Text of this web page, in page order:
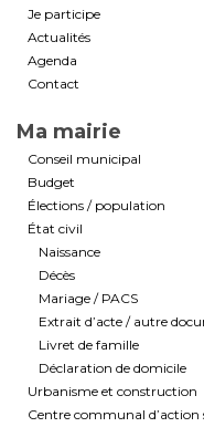
Je participe
Actualités
Agenda
Contact
Ma mairie
Conseil municipal
Budget
Élections / population
État civil
Naissance
Décès
Mariage / PACS
Extrait d’acte / autre
Livret de famille
Déclaration de domicile
Urbanisme et construction
Centre communal d’action